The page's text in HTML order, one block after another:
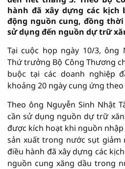
hành đã xây dựng các kịch
động nguồn cung, đồng
sử dụng đến nguồn dự trữ
Tại cuộc họp ngày 10/3, ông
Thứ trưởng Bộ Công Thương
buộc tại các doanh nghiệp
khoảng 20 ngày cung ứng
Theo ông Nguyễn Sinh Nhật
cần sử dụng nguồn dự trữ
được kích hoạt khi nguồn
sản xuất trong nước sụt giảm
điều hành đã xây dựng các
nguồn cung xăng dầu trong